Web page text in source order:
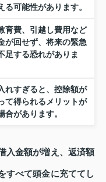
る可能性があります。
育費、引越し費用など
が回せず、将来の緊急
足する恐れがありま
れすぎると、控除額が
て得られるメリットが
合があります。
入金額が増え、返済額
すべて頭金に充ててし